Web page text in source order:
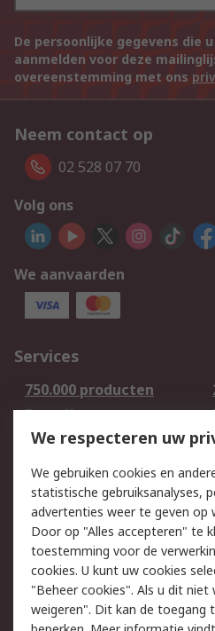
De persoonlijke gegevens die
aanmelden voor deze
overeenstemming met ons
Neem contact op
02 528 07 70
Volg ons
We aanvaarden
Services
750.000 producten
Bestellen
Retouren
Track & Trace
Wettelijk
Cookiebeleid
Privacybeleid -
Bijgewerkt
Algemene
We respecteren uw
We gebruiken cookies en
statistische gebruiksanalyses,
advertenties weer te geven op
Door op "Alles accepteren" te
toestemming voor de
cookies. U kunt uw cookies
"Beheer cookies". Als u dit niet
weigeren". Dit kan de toegang